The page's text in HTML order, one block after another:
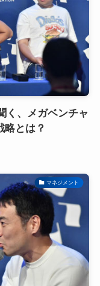
く、メガベンチャ
略とは？
マネジメント